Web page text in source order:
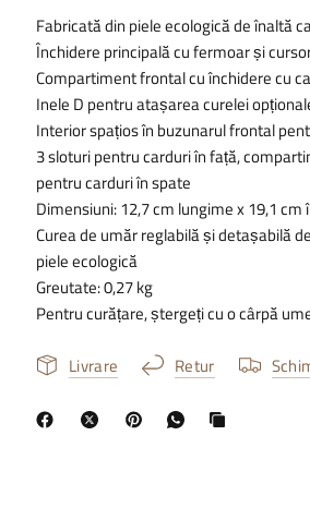
Fabricată din piele ecologică de înaltă
Închidere principală cu fermoar și
Compartiment frontal cu închidere cu
Inele D pentru atașarea curelei
Interior spațios în buzunarul frontal
3 sloturi pentru carduri în față,
pentru carduri în spate
Dimensiuni: 12,7 cm lungime x 19,1
Curea de umăr reglabilă și detașabilă
piele ecologică
Greutate: 0,27 kg
Pentru curățare, ștergeți cu o cârpă
Livrare Retur